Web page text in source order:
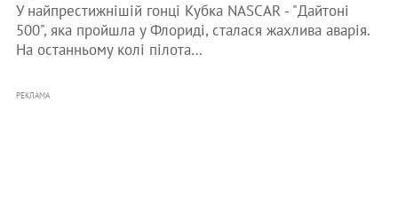
У найпрестижнішій гонці Кубка NASCAR - "Дайтоні
500", яка пройшла у Флориді, сталася жахлива аварія.
На останньому колі пілота…
РЕКЛАМА